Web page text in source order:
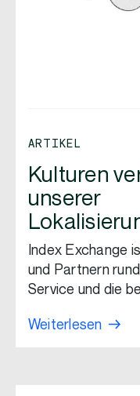
ARTIKEL
Kulturen
unserer
Index Exchange
und Partnern
Service und die
Weiterlesen